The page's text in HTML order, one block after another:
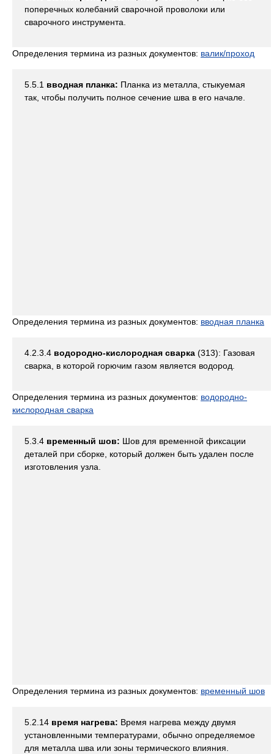
поперечных колебаний сварочной проволоки или
сварочного инструмента.
Определения термина из разных документов: валик/проход
5.5.1 вводная планка: Планка из металла, стыкуемая
так, чтобы получить полное сечение шва в его начале.
Определения термина из разных документов: вводная планка
4.2.3.4 водородно-кислородная сварка (313): Газовая
сварка, в которой горючим газом является водород.
Определения термина из разных документов: водородно-
кислородная сварка
5.3.4 временный шов: Шов для временной фиксации
деталей при сборке, который должен быть удален после
изготовления узла.
Определения термина из разных документов: временный шов
5.2.14 время нагрева: Время нагрева между двумя
установленными температурами, обычно определяемое
для металла шва или зоны термического влияния.